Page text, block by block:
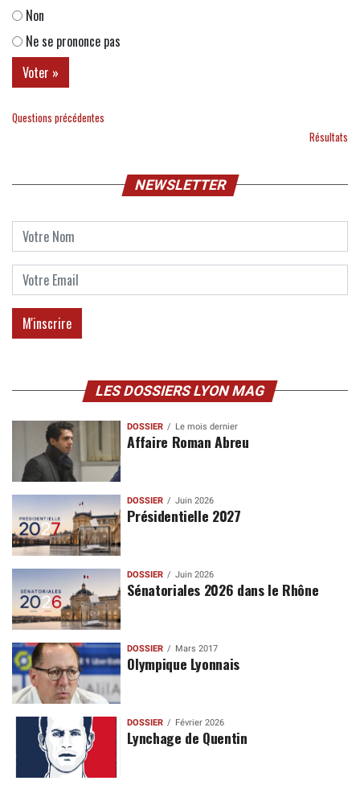
Non
Ne se prononce pas
Questions précédentes
Résultats
NEWSLETTER
LES DOSSIERS LYON MAG
DOSSIER Le mois dernier
Affaire Roman Abreu
DOSSIER Juin 2026
Présidentielle 2027
DOSSIER Juin 2026
Sénatoriales 2026 dans le Rhône
DOSSIER Mars 2017
Olympique Lyonnais
DOSSIER Février 2026
Lynchage de Quentin